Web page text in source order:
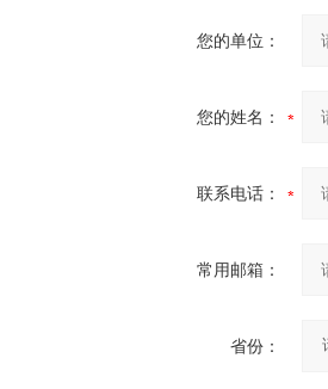
您的单位：
您的姓名：
联系电话：
常用邮箱：
省份：